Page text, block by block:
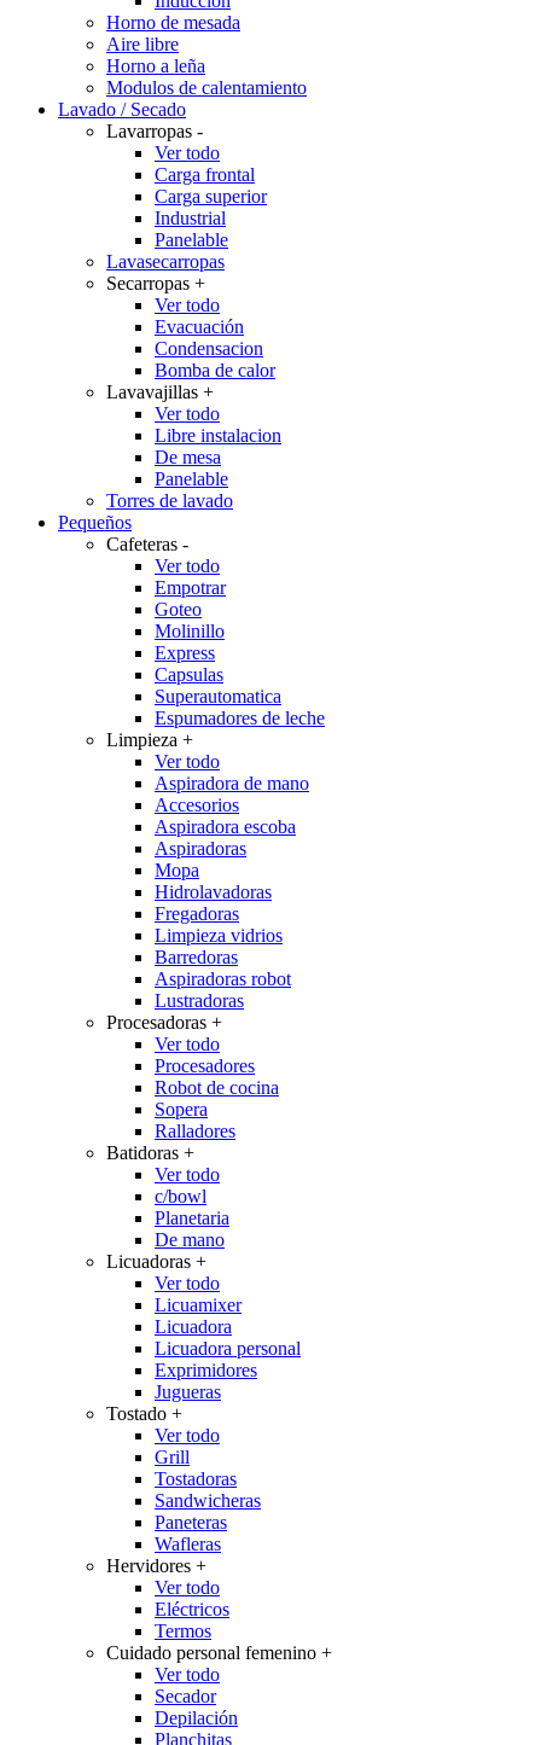
Horno de mesada
Aire libre
Horno a leña
Modulos de calentamiento
Lavado / Secado
Lavarropas -
Ver todo
Carga frontal
Carga superior
Industrial
Panelable
Lavasecarropas
Secarropas +
Ver todo
Evacuación
Condensacion
Bomba de calor
Lavavajillas +
Ver todo
Libre instalacion
De mesa
Panelable
Torres de lavado
Pequeños
Cafeteras -
Ver todo
Empotrar
Goteo
Molinillo
Express
Capsulas
Superautomatica
Espumadores de leche
Limpieza +
Ver todo
Aspiradora de mano
Accesorios
Aspiradora escoba
Aspiradoras
Mopa
Hidrolavadoras
Fregadoras
Limpieza vidrios
Barredoras
Aspiradoras robot
Lustradoras
Procesadoras +
Ver todo
Procesadores
Robot de cocina
Sopera
Ralladores
Batidoras +
Ver todo
c/bowl
Planetaria
De mano
Licuadoras +
Ver todo
Licuamixer
Licuadora
Licuadora personal
Exprimidores
Jugueras
Tostado +
Ver todo
Grill
Tostadoras
Sandwicheras
Paneteras
Wafleras
Hervidores +
Ver todo
Eléctricos
Termos
Cuidado personal femenino +
Ver todo
Secador
Depilación
Planchitas